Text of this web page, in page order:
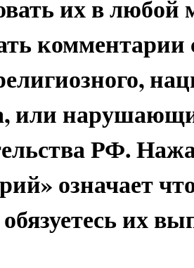
их в
или
РФ.
означает
их